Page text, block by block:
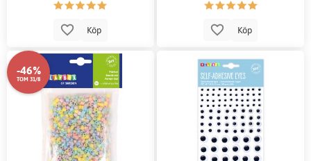
Köp Köp
-46%
TOM 31/8